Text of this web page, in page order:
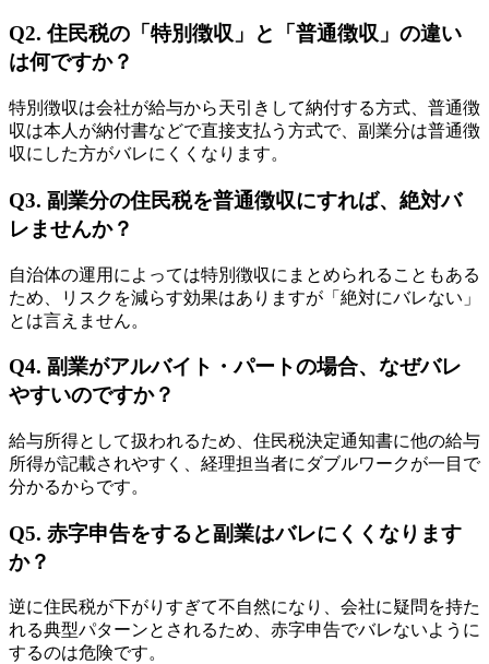
Q2. 住民税の「特別徴収」と「普通徴収」の違い
は何ですか？
特別徴収は会社が給与から天引きして納付する方式、普通徴
収は本人が納付書などで直接支払う方式で、副業分は普通徴
収にした方がバレにくくなります。
Q3. 副業分の住民税を普通徴収にすれば、絶対バ
レませんか？
自治体の運用によっては特別徴収にまとめられることもある
ため、リスクを減らす効果はありますが「絶対にバレない」
とは言えません。
Q4. 副業がアルバイト・パートの場合、なぜバレ
やすいのですか？
給与所得として扱われるため、住民税決定通知書に他の給与
所得が記載されやすく、経理担当者にダブルワークが一目で
分かるからです。
Q5. 赤字申告をすると副業はバレにくくなります
か？
逆に住民税が下がりすぎて不自然になり、会社に疑問を持た
れる典型パターンとされるため、赤字申告でバレないように
するのは危険です。